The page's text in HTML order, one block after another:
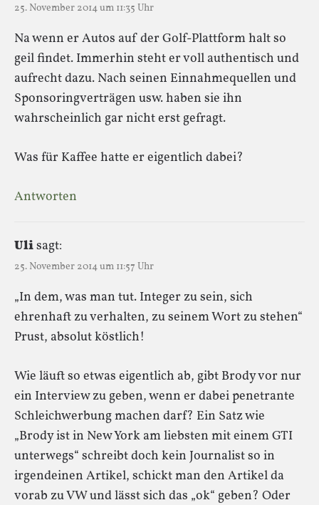
25. November 2014 um 11:35 Uhr
Na wenn er Autos auf der Golf-Plattform halt so
geil findet. Immerhin steht er voll authentisch und
aufrecht dazu. Nach seinen Einnahmequellen und
Sponsoringverträgen usw. haben sie ihn
wahrscheinlich gar nicht erst gefragt.
Was für Kaffee hatte er eigentlich dabei?
Antworten
Ulisagt:
25. November 2014 um 11:57 Uhr
„In dem, was man tut. Integer zu sein, sich
ehrenhaft zu verhalten, zu seinem Wort zu stehen“
Prust, absolut köstlich!
Wie läuft so etwas eigentlich ab, gibt Brody vor nur
ein Interview zu geben, wenn er dabei penetrante
Schleichwerbung machen darf? Ein Satz wie
„Brody ist in New York am liebsten mit einem GTI
unterwegs“ schreibt doch kein Journalist so in
irgendeinen Artikel, schickt man den Artikel da
vorab zu VW und lässt sich das „ok“ geben? Oder